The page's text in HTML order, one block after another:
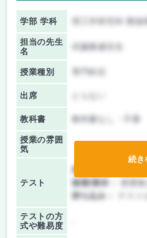
学部 学科 理工学研究科 開放
担当の先生
名
武藤雅威先生
授業種別
出席
教科書 教科書なし・不要
授業の雰囲
気
テスト
前期/中間：
後期/期末：
授業無
持ち込み：
テストの方
式や難易度
続き